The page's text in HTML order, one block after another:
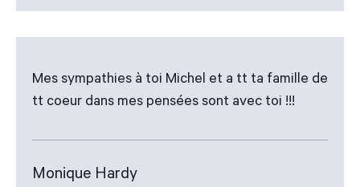
Mes sympathies à toi Michel et a tt ta famille de
tt coeur dans mes pensées sont avec toi !!!
Monique Hardy